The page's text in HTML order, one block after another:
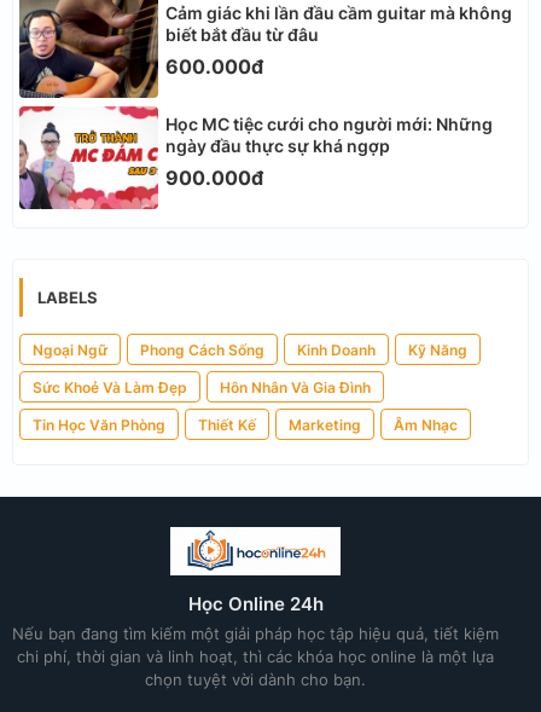
Cảm giác khi lần đầu cầm guitar mà không
biết bắt đầu từ đâu
600.000đ
Học MC tiệc cưới cho người mới: Những
ngày đầu thực sự khá ngợp
900.000đ
LABELS
Ngoại Ngữ Phong Cách Sống Kinh Doanh Kỹ Năng
Sức Khoẻ Và Làm Đẹp Hôn Nhân Và Gia Đình
Tin Học Văn Phòng Thiết Kế Marketing Âm Nhạc
Học Online 24h
Nếu bạn đang tìm kiếm một giải pháp học tập hiệu quả, tiết kiệm
chi phí, thời gian và linh hoạt, thì các khóa học online là một lựa
chọn tuyệt vời dành cho bạn.